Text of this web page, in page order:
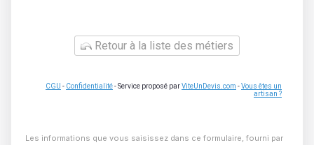
Retour à la liste des métiers
CGU - Confidentialité- Service proposé parViteUnDevis.com -Vous êtes un
artisan ?
Les informations que vous saisissez dans ce formulaire, fourni par